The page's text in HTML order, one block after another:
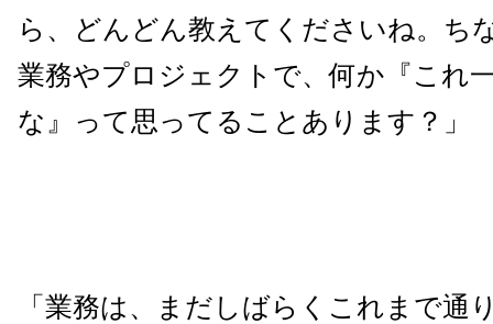
ら、どんどん教えてくださいね。ち
業務やプロジェクトで、何か『これ
な』って思ってることあります？」
「業務は、まだしばらくこれまで通